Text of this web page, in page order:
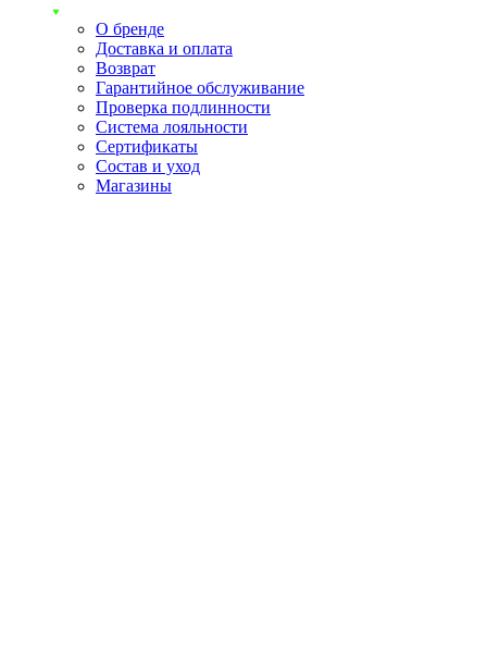
О бренде
Доставка и оплата
Возврат
Гарантийное обслуживание
Проверка подлинности
Система лояльности
Сертификаты
Состав и уход
Магазины